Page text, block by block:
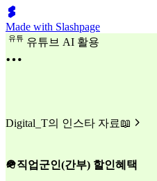
Made with Slashpage
유튜 유튜브 AI 활용
Digital_T의 인스타 자료📖
🪖직업군인(간부) 할인혜택